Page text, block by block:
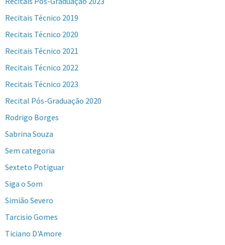
Recitais Técnico 2019
Recitais Técnico 2020
Recitais Técnico 2021
Recitais Técnico 2022
Recitais Técnico 2023
Recital Pós-Graduação 2020
Rodrigo Borges
Sabrina Souza
Sem categoria
Sexteto Potiguar
Siga o Som
Simião Severo
Tarcisio Gomes
Ticiano D'Amore